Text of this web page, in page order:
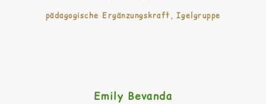
pädagogische Ergänzungskraft, Igelgruppe
Emily Bevanda